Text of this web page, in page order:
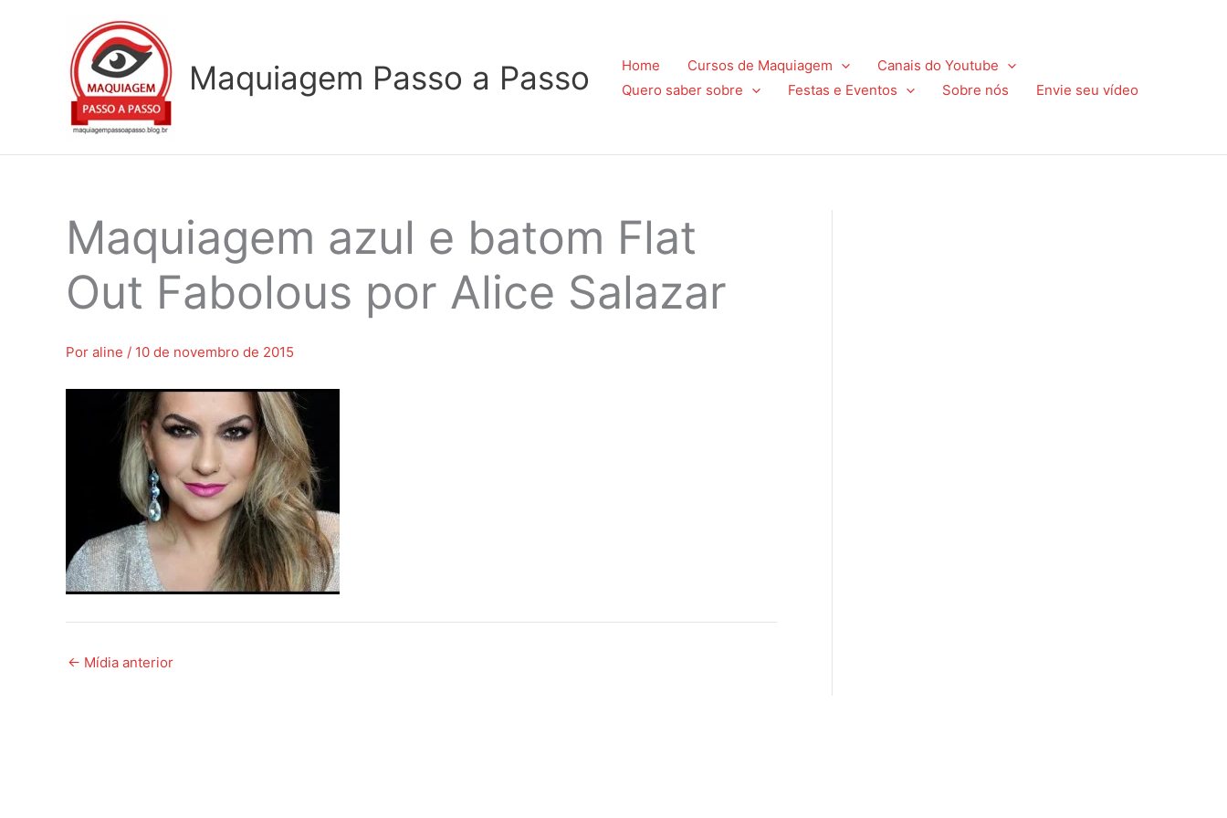
Maquiagem Passo a Passo Home Cursos de Maquiagem
Canais do Youtube
Quero saber sobre
Festas e Eventos Sobre nós Envie seu vídeo
Maquiagem azul e batom Flat
Out Fabolous por Alice Salazar
Por aline / 10 de novembro de 2015
← Mídia anterior